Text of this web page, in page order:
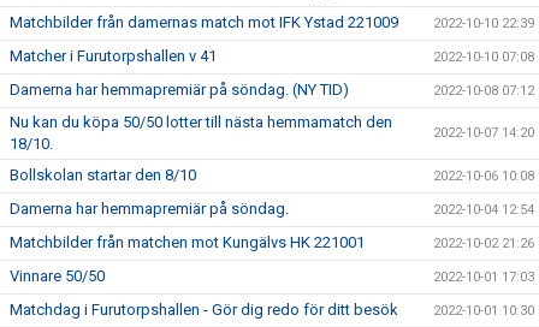
Matchbilder från damernas match mot IFK Ystad 221009 2022-10-10 22:39
Matcher i Furutorpshallen v 41 2022-10-10 07:08
Damerna har hemmapremiär på söndag. (NY TID) 2022-10-08 07:12
Nu kan du köpa 50/50 lotter till nästa hemmamatch den
18/10.
2022-10-07 14:20
Bollskolan startar den 8/10 2022-10-06 10:08
Damerna har hemmapremiär på söndag. 2022-10-04 12:54
Matchbilder från matchen mot Kungälvs HK 221001 2022-10-02 21:26
Vinnare 50/50 2022-10-01 17:03
Matchdag i Furutorpshallen - Gör dig redo för ditt besök 2022-10-01 10:30